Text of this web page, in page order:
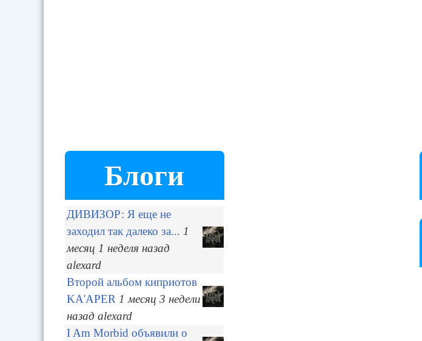
Блоги
ДИВИЗОР: Я еще не
заходил так далеко за... 1
месяц 1 неделя назад
alexard
Второй альбом киприотов
KA'APER 1 месяц 3 недели
назад alexard
I Am Morbid объявили о